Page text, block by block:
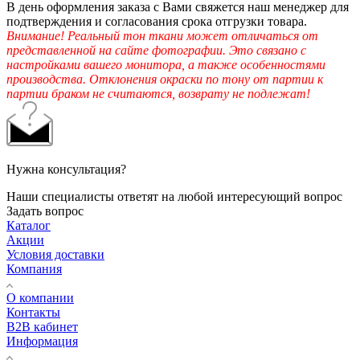
В день оформления заказа с Вами свяжется наш менеджер для
подтверждения и согласования срока отгрузки товара.
Внимание! Реальный тон ткани может отличаться от
представленной на сайте фотографии. Это связано с
настройками вашего монитора, а также особенностями
производства. Отклонения окраски по тону от партии к
партии браком не считаются, возврату не подлежат!
Нужна консультация?
Наши специалисты ответят на любой интересующий вопрос
Задать вопрос
Каталог
Акции
Условия доставки
Компания
О компании
Контакты
B2B кабинет
Информация